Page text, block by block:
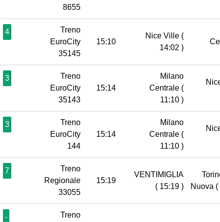
8655
4
Treno
EuroCity
35145
15:10
Nice Ville (
14:02 )
3
Treno
EuroCity
35143
15:14
Milano
Centrale (
11:10 )
3
Treno
EuroCity
144
15:14
Milano
Centrale (
11:10 )
7
Treno
Regionale
33055
15:19
VENTIMIGLIA
( 15:19 )
Nuova (
-
Treno